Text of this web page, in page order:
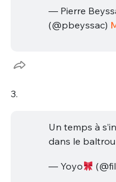
— Pierre
(@pbeyssac)
3.
Un temps à
dans le
— Yoyo